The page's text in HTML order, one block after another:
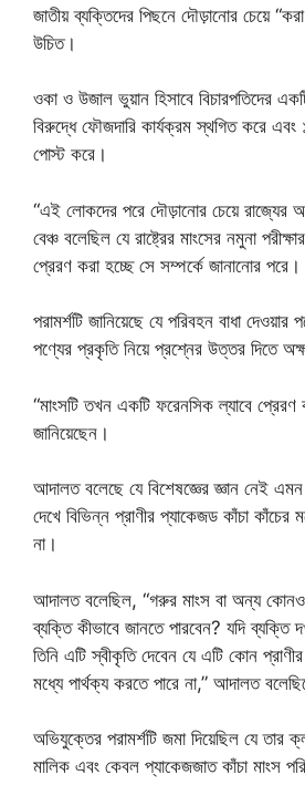
জাতীয় ব্যক্তিদের পিছনে দৌড়ানোর চেয়ে
উচিত।
ওকা ও উজাল ভুয়ান হিসাবে বিচারপতিদের
বিরুদ্ধে ফৌজদারি কার্যক্রম স্থগিত করে
পোস্ট করে।
“এই লোকদের পরে দৌড়ানোর চেয়ে রাজ্যের
বেঞ্চ বলেছিল যে রাষ্ট্রের মাংসের নমুনা
প্রেরণ করা হচ্ছে সে সম্পর্কে জানানোর পরে।
পরামর্শটি জানিয়েছে যে পরিবহন বাধা
পণ্যের প্রকৃতি নিয়ে প্রশ্নের উত্তর দিতে
“মাংসটি তখন একটি ফরেনসিক ল্যাবে প্রেরণ
জানিয়েছেন।
আদালত বলেছে যে বিশেষজ্ঞের জ্ঞান নেই
দেখে বিভিন্ন প্রাণীর প্যাকেজড কাঁচা কাঁচের
না।
আদালত বলেছিল, “গরুর মাংস বা অন্য
ব্যক্তি কীভাবে জানতে পারবেন? যদি ব্যক্তি
তিনি এটি স্বীকৃতি দেবেন যে এটি কোন
মধ্যে পার্থক্য করতে পারে না,” আদালত
অভিযুক্তের পরামর্শটি জমা দিয়েছিল যে তার
মালিক এবং কেবল প্যাকেজজাত কাঁচা মাংস